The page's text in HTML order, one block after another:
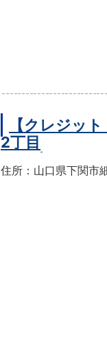
【クレジッ
2丁目
住所：山口県下関市